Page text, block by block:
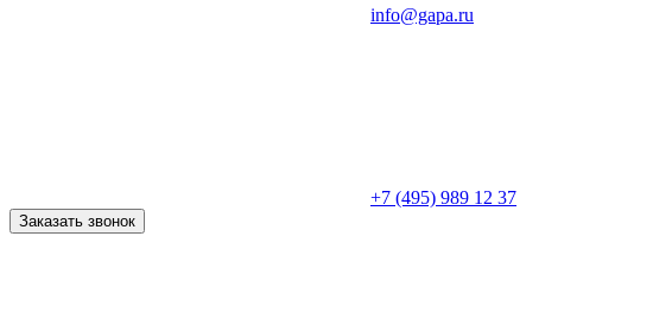
info@gapa.ru
+7 (495) 989 12 37
Заказать звонок